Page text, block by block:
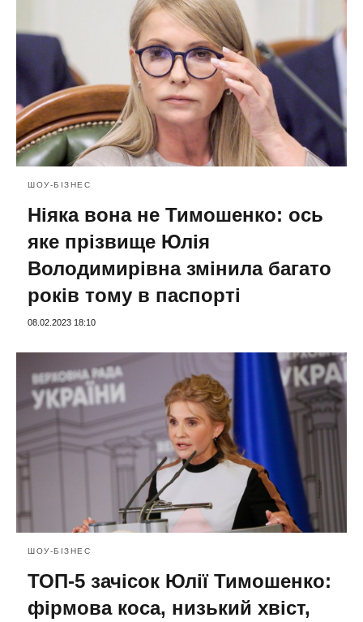
ШОУ-БІЗНЕС
Ніяка вона не Тимошенко: ось
яке прізвище Юлія
Володимирівна змінила багато
років тому в паспорті
08.02.2023 18:10
ШОУ-БІЗНЕС
ТОП-5 зачісок Юлії Тимошенко:
фірмова коса, низький хвіст,